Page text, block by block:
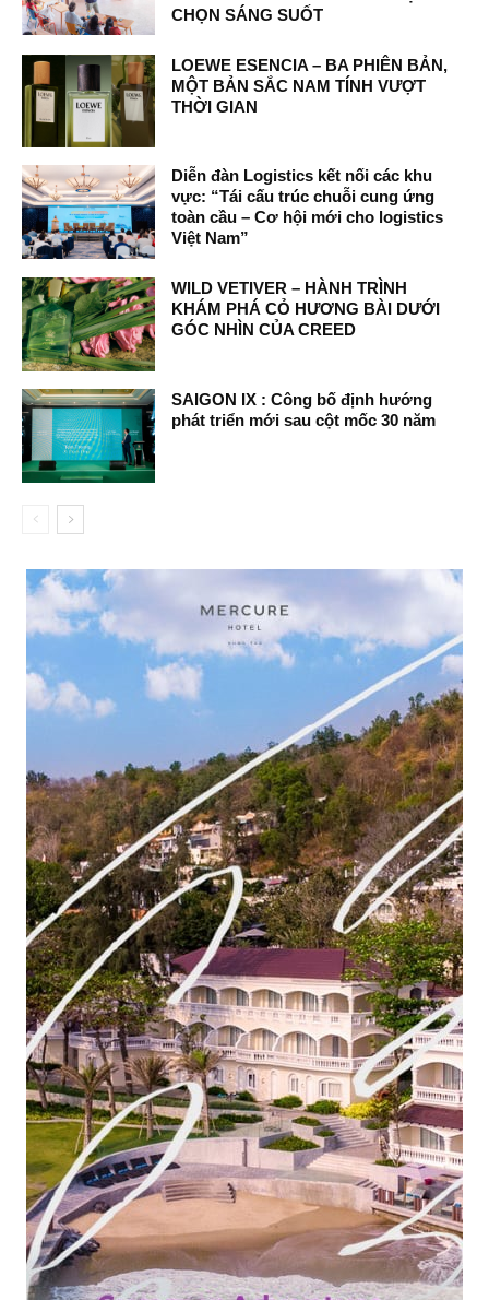
CHỌN SÁNG SUỐT
LOEWE ESENCIA – BA PHIÊN BẢN,
MỘT BẢN SẮC NAM TÍNH VƯỢT
THỜI GIAN
Diễn đàn Logistics kết nối các khu
vực: “Tái cấu trúc chuỗi cung ứng
toàn cầu – Cơ hội mới cho logistics
Việt Nam”
WILD VETIVER – HÀNH TRÌNH
KHÁM PHÁ CỎ HƯƠNG BÀI DƯỚI
GÓC NHÌN CỦA CREED
SAIGON IX : Công bố định hướng
phát triển mới sau cột mốc 30 năm